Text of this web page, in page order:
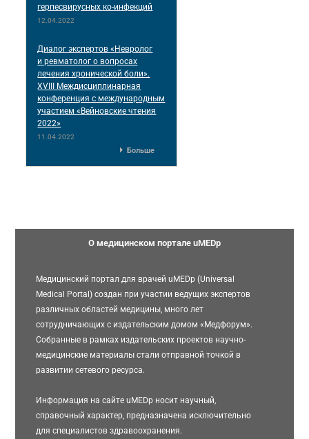
герпесвирусных ко-инфекций
12.04.2022
Диалог экспертов «Невролог
и ревматолог о вопросах
лечения хронической боли».
XVIII Междисциплинарная
конференция c международным
участием «Вейновские чтения
2022»
11.04.2022
Больше
О медицинском портале uMEDp
Медицинский портал для врачей uMEDp (Universal
Medical Portal) создан при участии ведущих экспертов
различных областей медицины, много лет
сотрудничающих с издательским домом «Медфорум».
Собранные в рамках издательских проектов научно-
медицинские материалы стали отправной точкой в
развитии сетевого ресурса.
Информация на сайте uMEDp носит научный,
справочный характер, предназначена исключительно
для специалистов здравоохранения.